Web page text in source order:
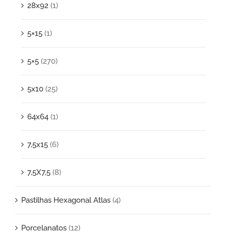
28x92 (1)
5×15 (1)
5×5 (270)
5x10 (25)
64x64 (1)
7,5x15 (6)
7,5X7,5 (8)
Pastilhas Hexagonal Atlas (4)
Porcelanatos (12)